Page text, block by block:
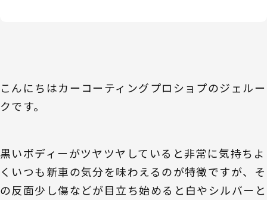
こんにちはカーコーティングプロショプのジェルー
クです。
黒いボディーがツヤツヤしていると非常に気持ちよ
くいつも新車の気分を味わえるのが特徴ですが、そ
の反面少し傷などが目立ち始めると白やシルバーと